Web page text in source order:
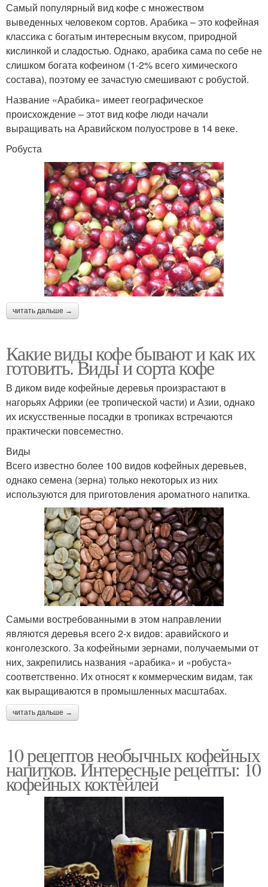
Самый популярный вид кофе с множеством
выведенных человеком сортов. Арабика – это кофейная
классика с богатым интересным вкусом, природной
кислинкой и сладостью. Однако, арабика сама по себе не
слишком богата кофеином (1-2% всего химического
состава), поэтому ее зачастую смешивают с робустой.
Название «Арабика» имеет географическое
происхождение – этот вид кофе люди начали
выращивать на Аравийском полуострове в 14 веке.
Робуста
читать дальше →
Какие виды кофе бывают и как их
готовить. Виды и сорта кофе
В диком виде кофейные деревья произрастают в
нагорьях Африки (ее тропической части) и Азии, однако
их искусственные посадки в тропиках встречаются
практически повсеместно.
Виды
Всего известно более 100 видов кофейных деревьев,
однако семена (зерна) только некоторых из них
используются для приготовления ароматного напитка.
Самыми востребованными в этом направлении
являются деревья всего 2-х видов: аравийского и
конголезского. За кофейными зернами, получаемыми от
них, закрепились названия «арабика» и «робуста»
соответственно. Их относят к коммерческим видам, так
как выращиваются в промышленных масштабах.
читать дальше →
10 рецептов необычных кофейных
напитков. Интересные рецепты: 10
кофейных коктейлей